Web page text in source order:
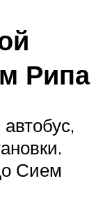
Рипа
Сием